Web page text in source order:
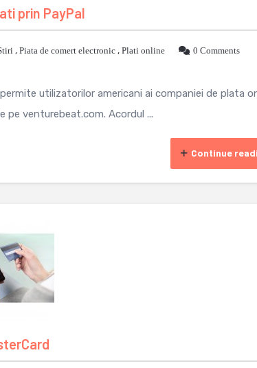
prin PayPal
, Piata de comert electronic , Plati online
0 Comments
utilizatorilor americani ai companiei de plata
pe venturebeat.com. Acordul ...
Continue